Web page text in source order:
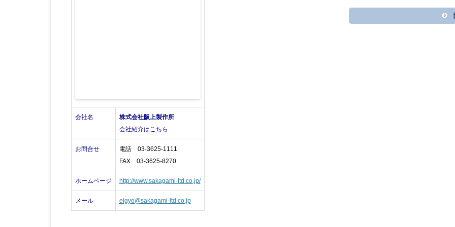
会社名
株式会社阪上製作所
会社紹介はこちら
お問合せ
電話 03-3625-1111
FAX 03-3625-8270
ホームページ http://www.sakagami-ltd.co.jp/
メール eigyo@sakagami-ltd.co.jp